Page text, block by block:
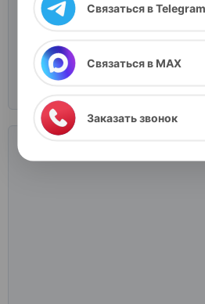
Стоимость:
Я выражаю согласие на
персональных данных
в
конфиденциальности"
Связаться в Telegram
Связаться в MAX
Заказать звонок